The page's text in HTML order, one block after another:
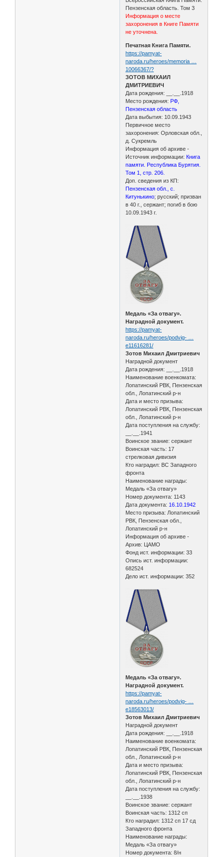
Пензенская область. Том 3
Информация о месте
захоронения в Книге Памяти
не уточнена.
Печатная Книга Памяти.
https://pamyat-
naroda.ru/heroes/memoria …
10066367/?
ЗОТОВ МИХАИЛ
ДМИТРИЕВИЧ
Дата рождения: __.__.1918
Место рождения: РФ,
Пензенская область
Дата выбытия: 10.09.1943
Первичное место
захоронения: Орловская обл.,
д. Сукремль
Информация об архиве -
Источник информации: Книга
памяти. Республика Бурятия.
Том 1, стр. 206.
Доп. сведения из КП:
Пензенская обл., с.
Китунькино; русский; призван
в 40 г., сержант; погиб в бою
10.09.1943 г.
Медаль «За отвагу».
Наградной документ.
https://pamyat-
naroda.ru/heroes/podvig- …
e11616281/
Зотов Михаил Дмитриевич
Наградной документ
Дата рождения: __.__.1918
Наименование военкомата:
Лопатинский РВК, Пензенская
обл., Лопатинский р-н
Дата и место призыва:
Лопатинский РВК, Пензенская
обл., Лопатинский р-н
Дата поступления на службу:
__.__.1941
Воинское звание: сержант
Воинская часть: 17
стрелковая дивизия
Кто наградил: ВС Западного
фронта
Наименование награды:
Медаль «За отвагу»
Номер документа: 1143
Дата документа: 16.10.1942
Место призыва: Лопатинский
РВК, Пензенская обл.,
Лопатинский р-н
Информация об архиве -
Архив: ЦАМО
Фонд ист. информации: 33
Опись ист. информации:
682524
Дело ист. информации: 352
Медаль «За отвагу».
Наградной документ.
https://pamyat-
naroda.ru/heroes/podvig- …
e18563013/
Зотов Михаил Дмитриевич
Наградной документ
Дата рождения: __.__.1918
Наименование военкомата:
Лопатинский РВК, Пензенская
обл., Лопатинский р-н
Дата и место призыва:
Лопатинский РВК, Пензенская
обл., Лопатинский р-н
Дата поступления на службу:
__.__.1938
Воинское звание: сержант
Воинская часть: 1312 сп
Кто наградил: 1312 сп 17 сд
Западного фронта
Наименование награды:
Медаль «За отвагу»
Номер документа: 8/н